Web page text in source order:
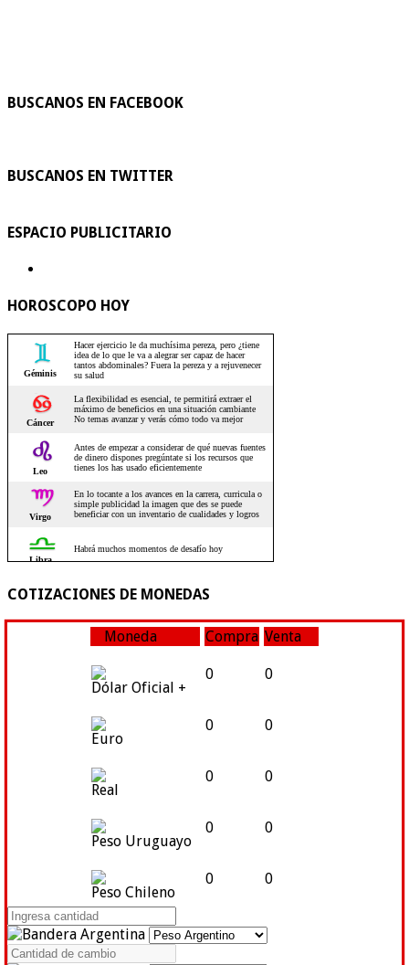
BUSCANOS EN FACEBOOK
BUSCANOS EN TWITTER
ESPACIO PUBLICITARIO
HOROSCOPO HOY
COTIZACIONES DE MONEDAS
Moneda Compra Venta
Dólar Oficial +
0 0
Euro
0 0
Real
0 0
Peso Uruguayo
0 0
Peso Chileno
0 0